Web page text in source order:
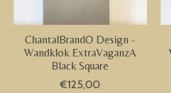
ChantalBrandO Design -
Wandklok ExtraVaganzA
Black Square
€125,00